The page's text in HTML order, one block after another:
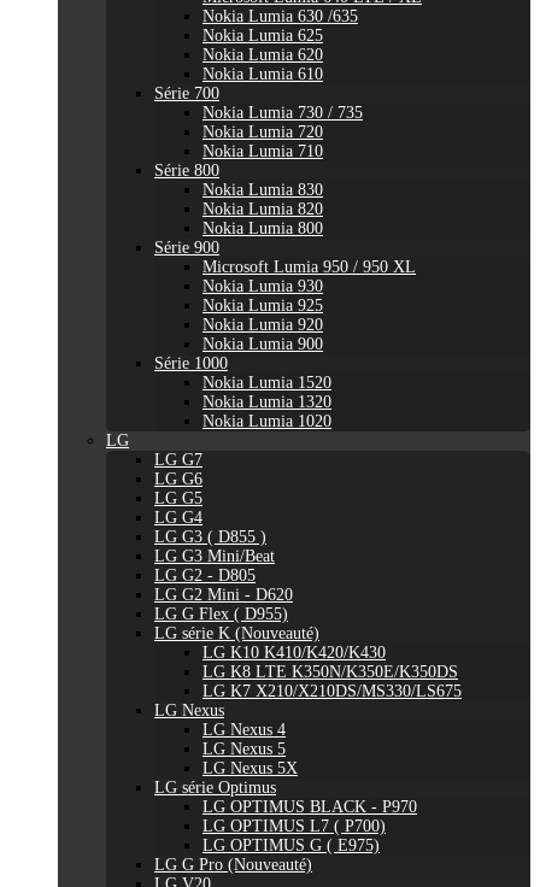
Nokia Lumia 630 /635
Nokia Lumia 625
Nokia Lumia 620
Nokia Lumia 610
Série 700
Nokia Lumia 730 / 735
Nokia Lumia 720
Nokia Lumia 710
Série 800
Nokia Lumia 830
Nokia Lumia 820
Nokia Lumia 800
Série 900
Microsoft Lumia 950 / 950 XL
Nokia Lumia 930
Nokia Lumia 925
Nokia Lumia 920
Nokia Lumia 900
Série 1000
Nokia Lumia 1520
Nokia Lumia 1320
Nokia Lumia 1020
LG
LG G7
LG G6
LG G5
LG G4
LG G3 ( D855 )
LG G3 Mini/Beat
LG G2 - D805
LG G2 Mini - D620
LG G Flex ( D955)
LG série K (Nouveauté)
LG K10 K410/K420/K430
LG K8 LTE K350N/K350E/K350DS
LG K7 X210/X210DS/MS330/LS675
LG Nexus
LG Nexus 4
LG Nexus 5
LG Nexus 5X
LG série Optimus
LG OPTIMUS BLACK - P970
LG OPTIMUS L7 ( P700)
LG OPTIMUS G ( E975)
LG G Pro (Nouveauté)